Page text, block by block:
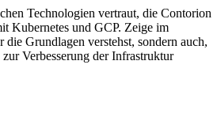
Technologien vertraut, die Contorion
Kubernetes und GCP. Zeige im
Grundlagen verstehst, sondern auch,
Verbesserung der Infrastruktur